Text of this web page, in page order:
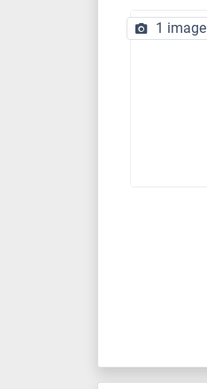
1 image